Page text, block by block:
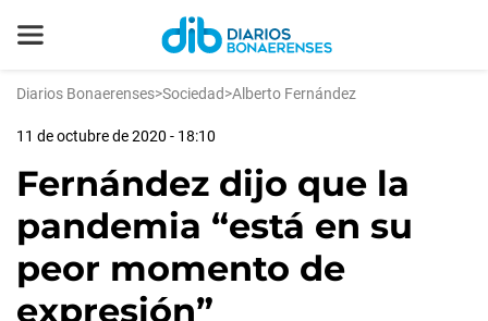
Diarios Bonaerenses>Sociedad>Alberto Fernández
11 de octubre de 2020 - 18:10
Fernández dijo que la
pandemia “está en su
peor momento de
expresión”